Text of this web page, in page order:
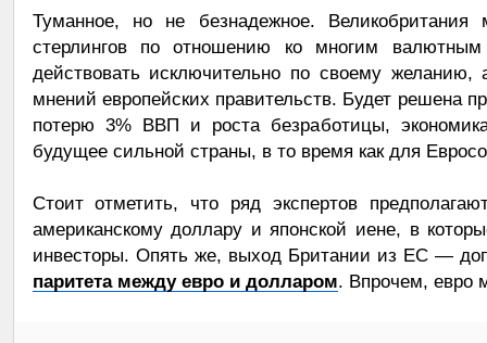
Туманное, но не безнадежное.
стерлингов по отношению ко многим
действовать исключительно по своему
мнений европейских правительств. Будет решена
потерю 3% ВВП и роста безработицы,
будущее сильной страны, в то время как для
Стоит отметить, что ряд экспертов
американскому доллару и японской иене, в
инвесторы. Опять же, выход Британии из ЕС —
паритета между евро и долларом. Впрочем, евро